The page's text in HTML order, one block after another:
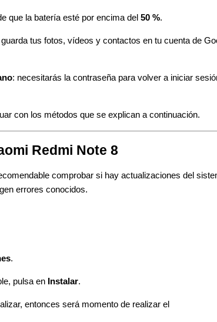
que la batería esté por encima del 50 %.
guarda tus fotos, vídeos y contactos en tu cuenta de
: necesitarás la contraseña para volver a iniciar
con los métodos que se explican a continuación.
Redmi Note 8
comprobar si hay actualizaciones del
errores conocidos.
.
pulsa en Instalar.
entonces será momento de realizar el